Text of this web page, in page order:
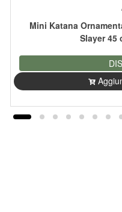
Mini Katana
Slayer 45